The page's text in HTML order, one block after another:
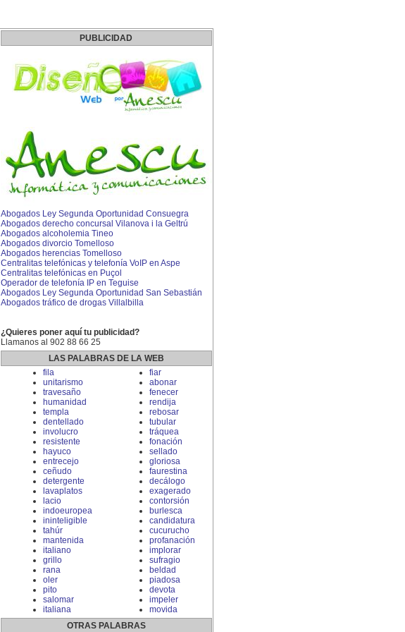
PUBLICIDAD
Abogados Ley Segunda Oportunidad Consuegra
Abogados derecho concursal Vilanova i la Geltrú
Abogados alcoholemia Tineo
Abogados divorcio Tomelloso
Abogados herencias Tomelloso
Centralitas telefónicas y telefonía VoIP en Aspe
Centralitas telefónicas en Puçol
Operador de telefonía IP en Teguise
Abogados Ley Segunda Oportunidad San Sebastián
Abogados tráfico de drogas Villalbilla
¿Quieres poner aquí tu publicidad?
Llamanos al 902 88 66 25
LAS PALABRAS DE LA WEB
fila
unitarismo
travesaño
humanidad
templa
dentellado
involucro
resistente
hayuco
entrecejo
ceñudo
detergente
lavaplatos
lacio
indoeuropea
ininteligible
tahúr
mantenida
italiano
grillo
rana
oler
pito
salomar
italiana
fiar
abonar
fenecer
rendija
rebosar
tubular
tráquea
fonación
sellado
gloriosa
faurestina
decálogo
exagerado
contorsión
burlesca
candidatura
cucurucho
profanación
implorar
sufragio
beldad
piadosa
devota
impeler
movida
OTRAS PALABRAS